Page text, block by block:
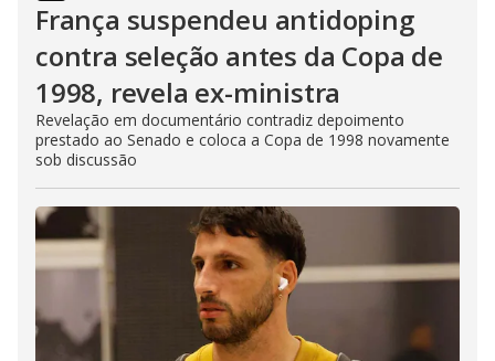
França suspendeu antidoping
contra seleção antes da Copa de
1998, revela ex-ministra
Revelação em documentário contradiz depoimento
prestado ao Senado e coloca a Copa de 1998 novamente
sob discussão